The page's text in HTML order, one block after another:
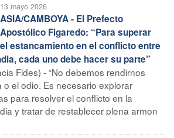
13 mayo 2026
ASIA/CAMBOYA - El Prefecto
Apostólico Figaredo: “Para superar
el estancamiento en el conflicto entre
cada uno debe hacer su parte”
Fides) - “No debemos rendirnos
o el odio. Es necesario explorar
para resolver el conflicto en la
y tratar de restablecer plena armon